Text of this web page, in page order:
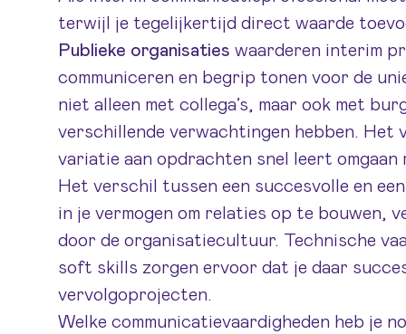
terwijl je tegelijkertijd direct waarde
Publieke organisaties waarderen interim
communiceren en begrip tonen voor de
niet alleen met collega’s, maar ook met
verschillende verwachtingen hebben. Het
variatie aan opdrachten snel leert omgaan
Het verschil tussen een succesvolle en
in je vermogen om relaties op te bouwen,
door de organisatiecultuur. Technische
soft skills zorgen ervoor dat je daar
vervolgoprojecten.
Welke communicatievaardigheden heb je